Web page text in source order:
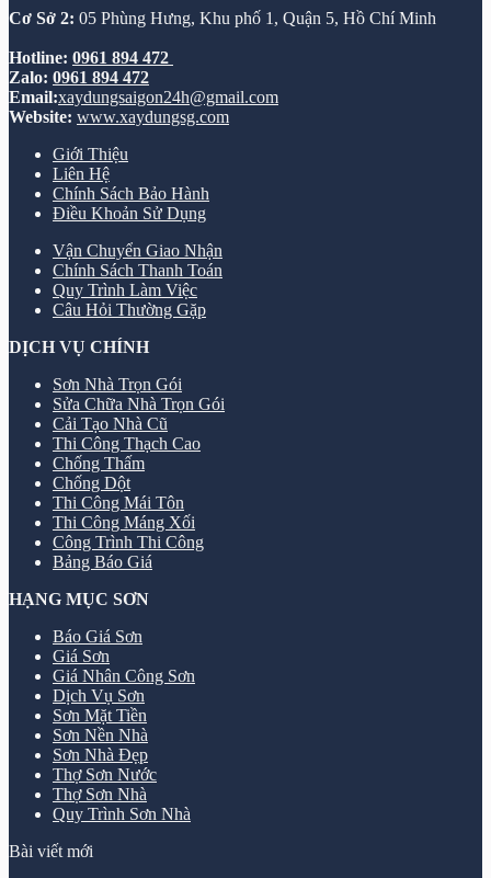
Cơ Sở 2: 05 Phùng Hưng, Khu phố 1, Quận 5, Hồ Chí Minh
Hotline: 0961 894 472
Zalo: 0961 894 472
Email:xaydungsaigon24h@gmail.com
Website: www.xaydungsg.com
Giới Thiệu
Liên Hệ
Chính Sách Bảo Hành
Điều Khoản Sử Dụng
Vận Chuyển Giao Nhận
Chính Sách Thanh Toán
Quy Trình Làm Việc
Câu Hỏi Thường Gặp
DỊCH VỤ CHÍNH
Sơn Nhà Trọn Gói
Sửa Chữa Nhà Trọn Gói
Cải Tạo Nhà Cũ
Thi Công Thạch Cao
Chống Thấm
Chống Dột
Thi Công Mái Tôn
Thi Công Máng Xối
Công Trình Thi Công
Bảng Báo Giá
HẠNG MỤC SƠN
Báo Giá Sơn
Giá Sơn
Giá Nhân Công Sơn
Dịch Vụ Sơn
Sơn Mặt Tiền
Sơn Nền Nhà
Sơn Nhà Đẹp
Thợ Sơn Nước
Thợ Sơn Nhà
Quy Trình Sơn Nhà
Bài viết mới